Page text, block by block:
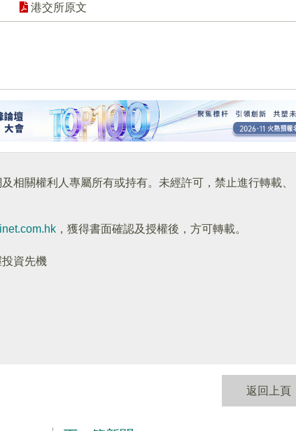
港交所原文
相關權利人專屬所有或持有。未經許可，禁止進行轉載、
，獲得書面確認及授權後，方可轉載。
資先機
返回上頁